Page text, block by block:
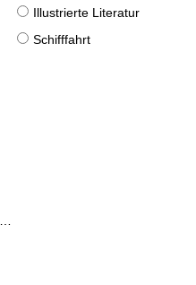
Illustrierte Literatur
Schifffahrt